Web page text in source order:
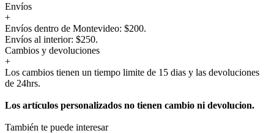
Envíos
+
Envíos dentro de Montevideo: $200.
Envíos al interior: $250.
Cambios y devoluciones
+
Los cambios tienen un tiempo limite de 15 dias y las devoluciones
de 24hrs.
Los artículos personalizados no tienen cambio ni devolucion.
También te puede interesar